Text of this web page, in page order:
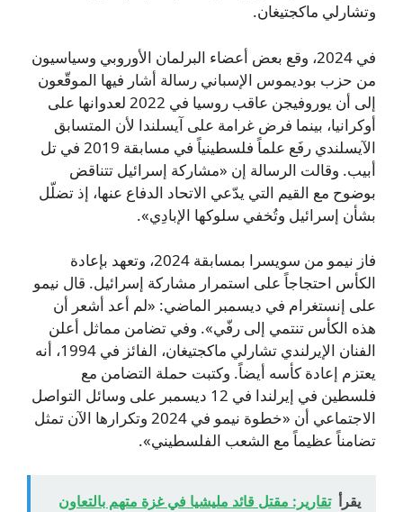
وتشارلي ماكجتيغان.
في 2024، وقع بعض أعضاء البرلمان الأوروبي وسياسيون
من حزب بوديموس الإسباني رسالة أشار فيها الموقّعون
إلى أن يوروفيجن عاقب روسيا في 2022 لعدوانها على
أوكرانيا، بينما فرض غرامة على آيسلندا لأن المتسابق
الآيسلندي رفَع علماً فلسطينياً في مسابقة 2019 في تل
أبيب. وقالت الرسالة إن «مشاركة إسرائيل تتناقض
بوضوح مع القيم التي يدّعي الاتحاد الدفاع عنها، إذ تضلّل
بشأن إسرائيل وتُخفي سلوكها الإبادِي».
فاز نيمو من سويسرا بمسابقة 2024، وتعهد بإعادة
الكأس احتجاجاً على استمرار مشاركة إسرائيل. قال نيمو
على إنستغرام في ديسمبر الماضي: «لم أعد أشعر أن
هذه الكأس تنتمي إلى رفّي». وفي تضامن مماثل أعلن
الفنان الإيرلندي تشارلي ماكجتيغان، الفائز في 1994، أنه
يعتزم إعادة كأسه أيضاً. وكتبت حملة التضامن مع
فلسطين في إيرلندا في 12 ديسمبر على وسائل التواصل
الاجتماعي أن «خطوة نيمو في 2024 وتكرارها الآن تمثل
تضامناً عظيماً مع الشعب الفلسطيني».
يقرأ تقارير: مقتل قائد مليشيا في غزة متهم بالتعاون